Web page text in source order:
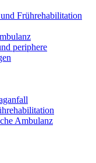
Frührehabilitation
periphere
Ambulanz